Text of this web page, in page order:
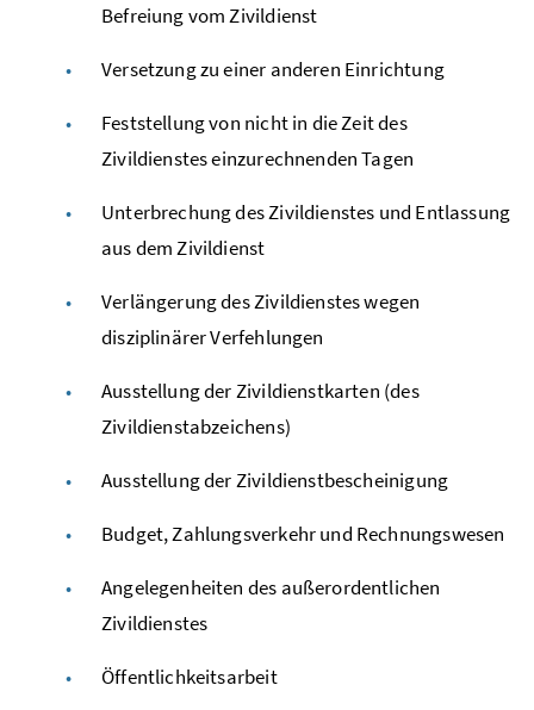
Befreiung vom Zivildienst
Versetzung zu einer anderen Einrichtung
Feststellung von nicht in die Zeit des
Zivildienstes einzurechnenden Tagen
Unterbrechung des Zivildienstes und Entlassung
aus dem Zivildienst
Verlängerung des Zivildienstes wegen
disziplinärer Verfehlungen
Ausstellung der Zivildienstkarten (des
Zivildienstabzeichens)
Ausstellung der Zivildienstbescheinigung
Budget, Zahlungsverkehr und Rechnungswesen
Angelegenheiten des außerordentlichen
Zivildienstes
Öffentlichkeitsarbeit